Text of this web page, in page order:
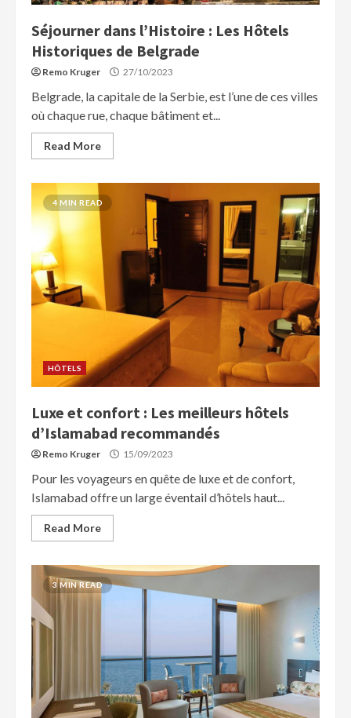
Séjourner dans l’Histoire : Les Hôtels
Historiques de Belgrade
Remo Kruger 27/10/2023
Belgrade, la capitale de la Serbie, est l’une de ces villes
où chaque rue, chaque bâtiment et...
Read More
4 MIN READ
HÔTELS
Luxe et confort : Les meilleurs hôtels
d’Islamabad recommandés
Remo Kruger 15/09/2023
Pour les voyageurs en quête de luxe et de confort,
Islamabad offre un large éventail d’hôtels haut...
Read More
3 MIN READ